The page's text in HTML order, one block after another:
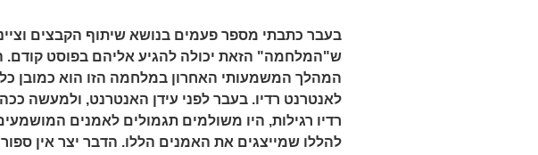
בעבר כתבתי מספר פעמים בנושא שיתוף הקבצים
ש"המלחמה" הזאת יכולה להגיע אליהם בפוסט קודם.
המהלך המשמעותי האחרון במלחמה הזו הוא כמובן כל
לאנטרנט רדיו. בעבר לפני עידן האנטרנט, ולמעשה
רדיו רגילות, היו משולמים תגמולים לאמנים המושמעים
להללו שמייצגים את האמנים הללו. הדבר יצר אין ספור